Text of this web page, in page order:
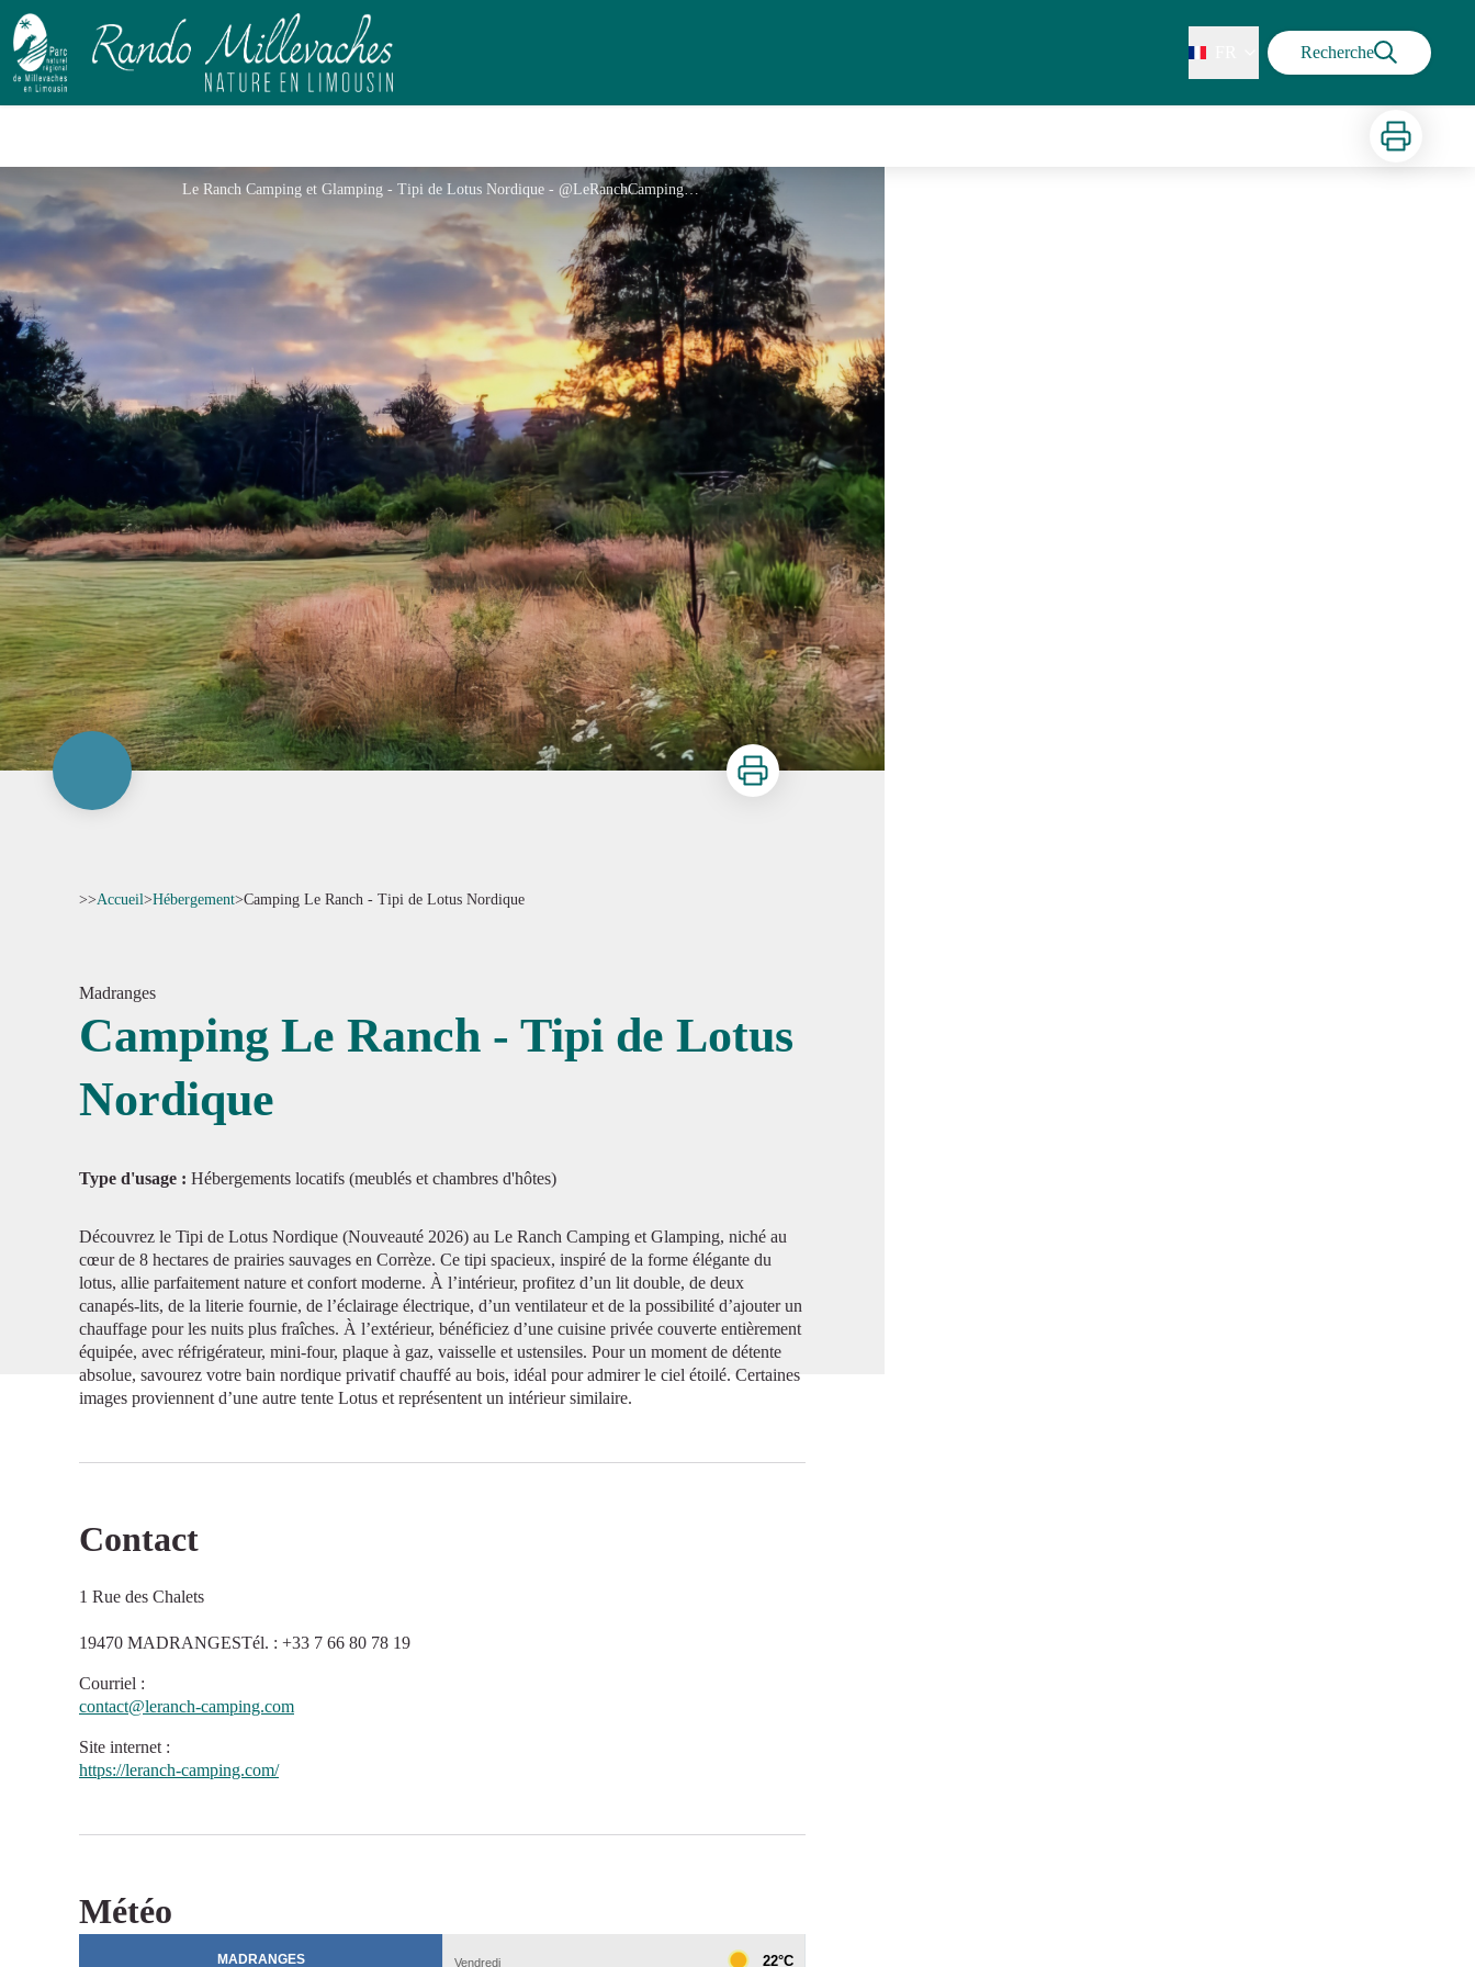
Recherche
Imprimer
Le Ranch Camping et Glamping - Tipi de Lotus Nordique - @LeRanchCamping - Lotus Tipi Nordique
Imprimer
>>Accueil>Hébergement>Camping Le Ranch - Tipi de Lotus Nordique
Madranges
Camping Le Ranch - Tipi de Lotus
Nordique
Type d'usage : Hébergements locatifs (meublés et chambres d'hôtes)
Découvrez le Tipi de Lotus Nordique (Nouveauté 2026) au Le Ranch Camping et Glamping, niché au
cœur de 8 hectares de prairies sauvages en Corrèze. Ce tipi spacieux, inspiré de la forme élégante du
lotus, allie parfaitement nature et confort moderne. À l’intérieur, profitez d’un lit double, de deux
canapés-lits, de la literie fournie, de l’éclairage électrique, d’un ventilateur et de la possibilité d’ajouter un
chauffage pour les nuits plus fraîches. À l’extérieur, bénéficiez d’une cuisine privée couverte entièrement
équipée, avec réfrigérateur, mini-four, plaque à gaz, vaisselle et ustensiles. Pour un moment de détente
absolue, savourez votre bain nordique privatif chauffé au bois, idéal pour admirer le ciel étoilé. Certaines
images proviennent d’une autre tente Lotus et représentent un intérieur similaire.
Contact
1 Rue des Chalets
19470 MADRANGESTél. : +33 7 66 80 78 19
Courriel :
contact@leranch-camping.com
Site internet :
https://leranch-camping.com/
Météo